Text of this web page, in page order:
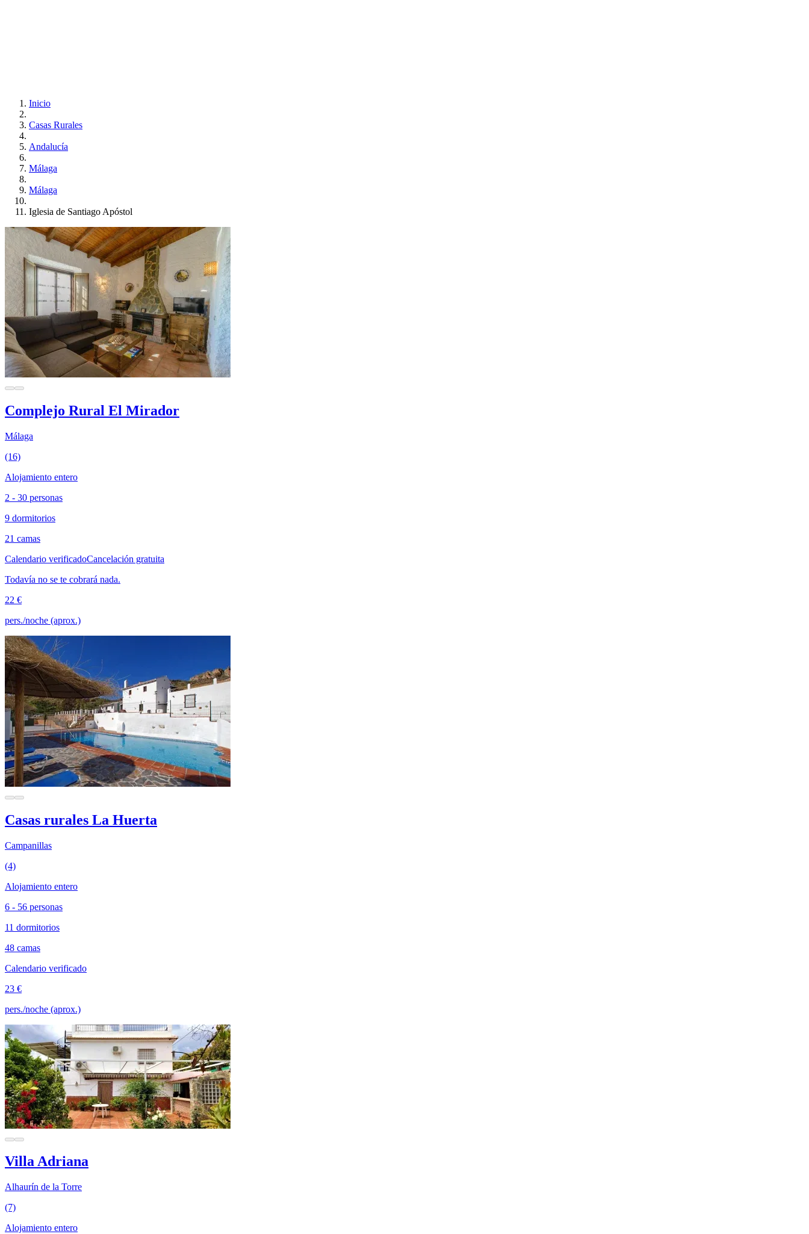
Inicio
Casas Rurales
Andalucía
Málaga
Málaga
Iglesia de Santiago Apóstol
Complejo Rural El Mirador
Málaga
(16)
Alojamiento entero
2 - 30 personas
9 dormitorios
21 camas
Calendario verificadoCancelación gratuita
Todavía no se te cobrará nada.
22 €
pers./noche (aprox.)
Casas rurales La Huerta
Campanillas
(4)
Alojamiento entero
6 - 56 personas
11 dormitorios
48 camas
Calendario verificado
23 €
pers./noche (aprox.)
Villa Adriana
Alhaurín de la Torre
(7)
Alojamiento entero